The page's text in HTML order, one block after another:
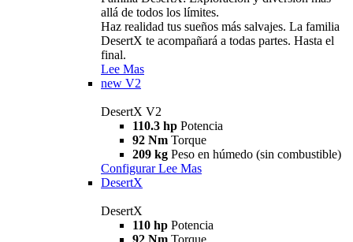
allá de todos los límites.
Haz realidad tus sueños más salvajes. La familia
DesertX te acompañará a todas partes. Hasta el
final.
Lee Mas
new V2
DesertX V2
110.3 hp Potencia
92 Nm Torque
209 kg Peso en húmedo (sin combustible)
Configurar Lee Mas
DesertX
DesertX
110 hp Potencia